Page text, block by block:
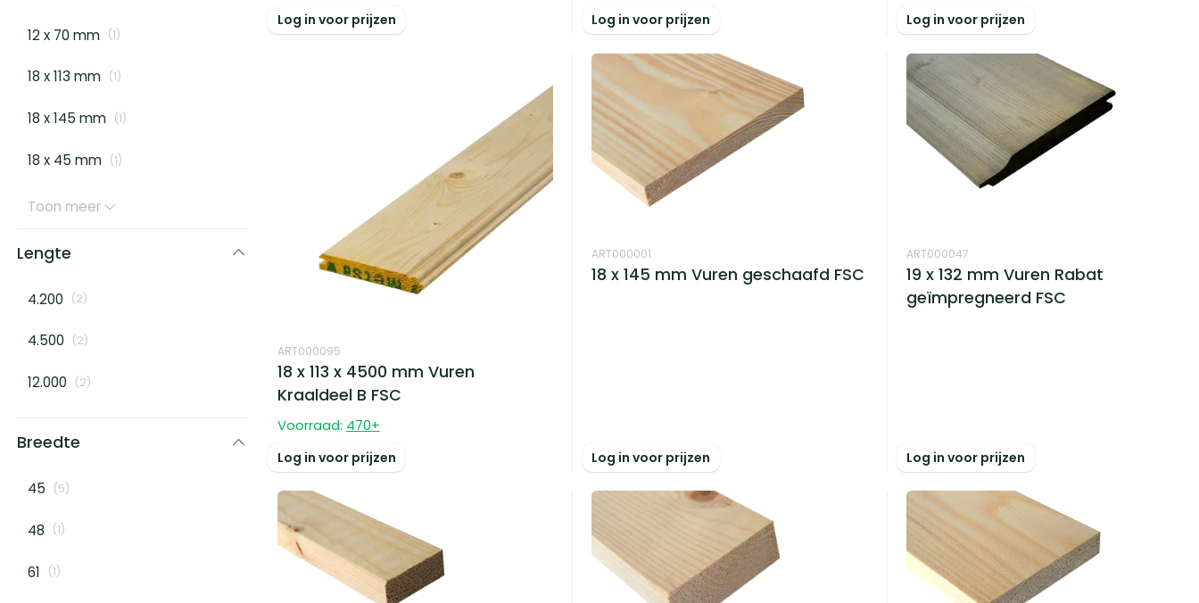
Log in voor prijzen Log in voor prijzen Log in voor prijzen
ART000095
18 x 113 x 4500 mm Vuren
Kraaldeel B FSC
Voorraad: 470+
Log in voor prijzen
ART000001
18 x 145 mm Vuren geschaafd FSC
Log in voor prijzen
ART000047
19 x 132 mm Vuren Rabat
geïmpregneerd FSC
Log in voor prijzen
12 x 70 mm (1)
18 x 113 mm (1)
18 x 145 mm (1)
18 x 45 mm (1)
Toon meer
Lengte
4.200 (2)
4.500 (2)
12.000 (2)
Breedte
45 (5)
48 (1)
61 (1)